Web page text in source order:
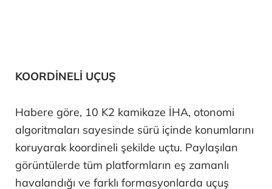
KOORDİNELİ UÇUŞ
Habere göre, 10 K2 kamikaze İHA, otonomi
algoritmaları sayesinde sürü içinde konumlarını
koruyarak koordineli şekilde uçtu. Paylaşılan
görüntülerde tüm platformların eş zamanlı
havalandığı ve farklı formasyonlarda uçuş